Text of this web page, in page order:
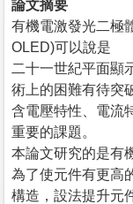
論文摘要
有機電激發光二極
OLED)可以說是
二十一世紀平面顯
術上的困難有待突
含電壓特性、電流
重要的課題。
本論文研究的是有
為了使元件有更高
構造，設法提升元